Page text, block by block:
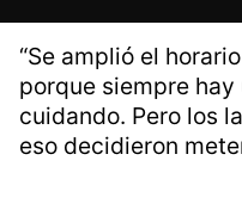
“Se amplió el
porque siempre
cuidando. Pero los
eso decidieron